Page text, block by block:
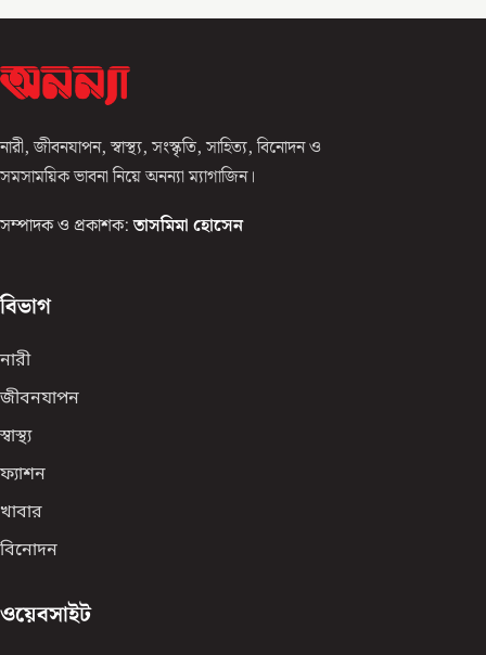
নারী, জীবনযাপন, স্বাস্থ্য, সংস্কৃতি, সাহিত্য, বিনোদন ও
সমসাময়িক ভাবনা নিয়ে অনন্যা ম্যাগাজিন।
সম্পাদক ও প্রকাশক: তাসমিমা হোসেন
বিভাগ
নারী
জীবনযাপন
স্বাস্থ্য
ফ্যাশন
খাবার
বিনোদন
ওয়েবসাইট